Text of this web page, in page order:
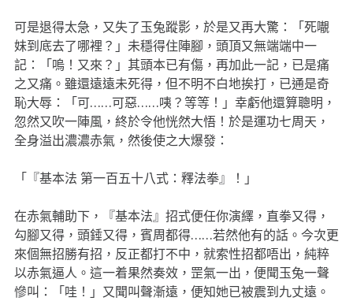
可是退得太急，又失了玉兔蹤影，於是又再大驚：「死𡃁
妹到底去了哪裡？」未穩得住陣腳，頭頂又無端端中一
記：「嗚！又來？」其頭本已有傷，再加此一記，已是痛
之又痛。雖還遠遠未死得，但不明不白地挨打，已通是奇
恥大辱：「可……可惡……咦？等等！」幸虧他還算聰明，
忽然又吹一陣風，終於令他恍然大悟！於是運功七周天，
全身溢出濃濃赤氣，然後使之大爆發：
「『基本法 第一百五十八式：釋法拳』！」
在赤氣輔助下，『基本法』招式便任你演繹，直拳又得，
勾腳又得，頭錘又得，賓周都得……若然他有的話。今次更
來個無招勝有招，反正都打不中，就索性招都唔出，純粹
以赤氣逼人。這一着果然奏效，罡氣一出，便聞玉兔一聲
慘叫：「哇！」又聞叫聲漸遠，便知她已被震到九丈遠。